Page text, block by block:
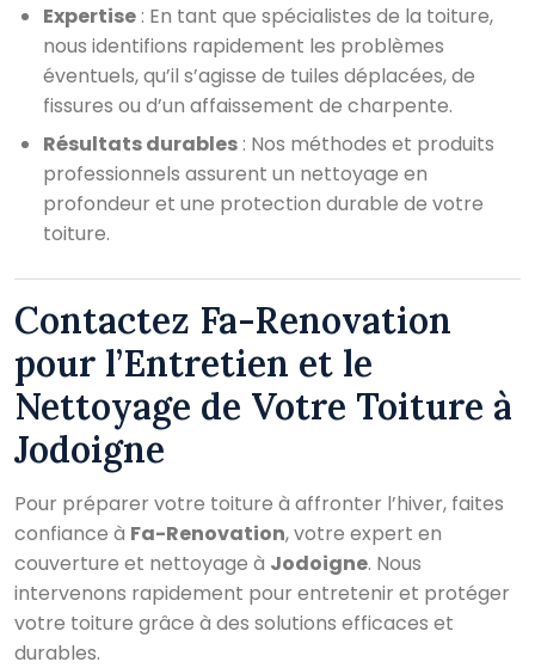
Expertise : En tant que spécialistes de la toiture,
nous identifions rapidement les problèmes
éventuels, qu’il s’agisse de tuiles déplacées, de
fissures ou d’un affaissement de charpente.
Résultats durables : Nos méthodes et produits
professionnels assurent un nettoyage en
profondeur et une protection durable de votre
toiture.
Contactez Fa-Renovation
pour l’Entretien et le
Nettoyage de Votre Toiture à
Jodoigne
Pour préparer votre toiture à affronter l’hiver, faites
confiance à Fa-Renovation, votre expert en
couverture et nettoyage à Jodoigne. Nous
intervenons rapidement pour entretenir et protéger
votre toiture grâce à des solutions efficaces et
durables.